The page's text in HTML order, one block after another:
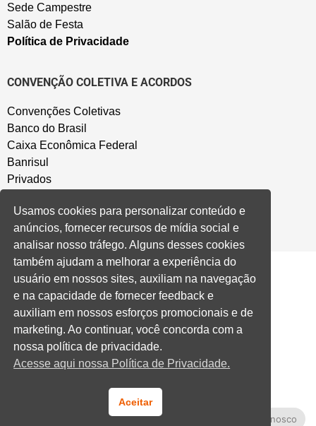
Sede Campestre
Salão de Festa
Política de Privacidade
CONVENÇÃO COLETIVA E ACORDOS
Convenções Coletivas
Banco do Brasil
Caixa Econômica Federal
Banrisul
Privados
Cooperativas e Financeiras
Fale Conosco
Usamos cookies para personalizar conteúdo e
anúncios, fornecer recursos de mídia social e
analisar nosso tráfego. Alguns desses cookies
também ajudam a melhorar a experiência do
usuário em nossos sites, auxiliam na navegação
e na capacidade de fornecer feedback e
auxiliam em nossos esforços promocionais e de
marketing. Ao continuar, você concorda com a
nossa política de privacidade.
Acesse aqui nossa Política de Privacidade.
Aceitar